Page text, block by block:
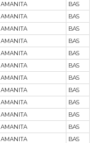
AMANITA
BAS
AMANITA
BAS
AMANITA
BAS
AMANITA
BAS
AMANITA
BAS
AMANITA
BAS
AMANITA
BAS
AMANITA
BAS
AMANITA
BAS
AMANITA
BAS
AMANITA
BAS
AMANITA
BAS